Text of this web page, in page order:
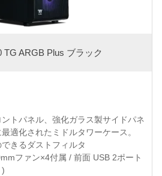
TG ARGB Plus ブラック
トパネル、強化ガラス製サイドパネ
適化されたミドルタワーケース。
きるダストフィルタ
ファン×4付属 / 前面 USB 2ポート
)